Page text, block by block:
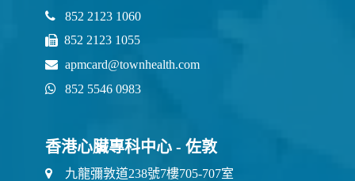
852 2123 1060
852 2123 1055
apmcard@townhealth.com
852 5546 0983
香港心臟專科中心 - 佐敦
九龍彌敦道238號7樓705-707室